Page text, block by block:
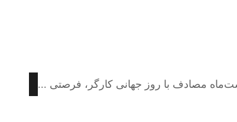
مصادف با روز جهانی کارگر، فرصتی ...